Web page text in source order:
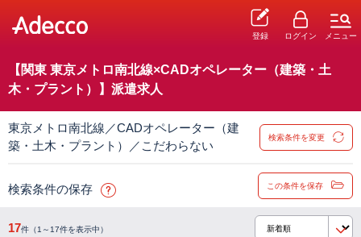
登録 ログイン メニュー
【関東 東京メトロ南北線×CADオペレーター（建築・土
木・プラント）】派遣求人
東京メトロ南北線／CADオペレーター（建
築・土木・プラント）／こだわらない
検索条件を変更
検索条件の保存 この条件を保存
17件（1～17件を表示中）